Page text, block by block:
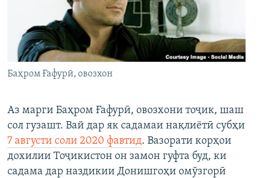
Баҳром Ғафурӣ, овозхон
Аз марги Баҳром Ғафурӣ, овозхони тоҷик, шаш
сол гузашт. Вай дар як садамаи нақлиётӣ субҳи
7 августи соли 2020 фавтид. Вазорати корҳои
дохилии Тоҷикистон он замон гуфта буд, ки
садама дар наздикии Донишгоҳи омӯзгорӣ